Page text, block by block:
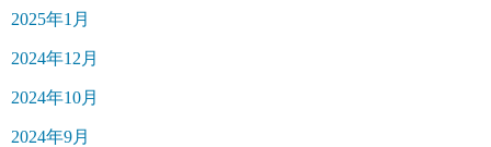
2025年1月
2024年12月
2024年10月
2024年9月